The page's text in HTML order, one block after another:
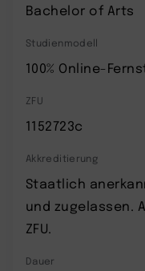
Bachelor of Arts
Studienmodell
100% Online-
ZFU
1152723c
Akkreditierung
Staatlich
und zugelassen.
ZFU.
Dauer